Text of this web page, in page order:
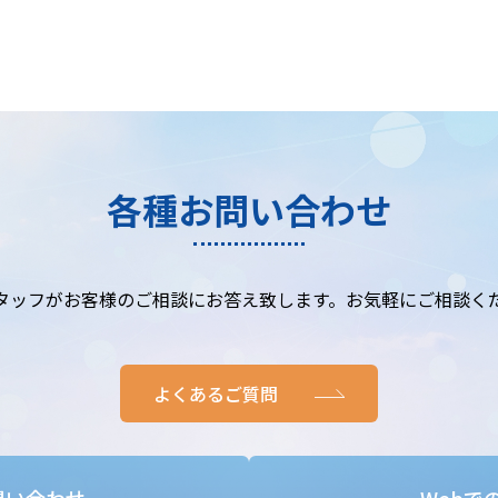
各種お問い合わせ
ッフがお客様のご相談にお答え致します。お気軽にご相談く
よくあるご質問